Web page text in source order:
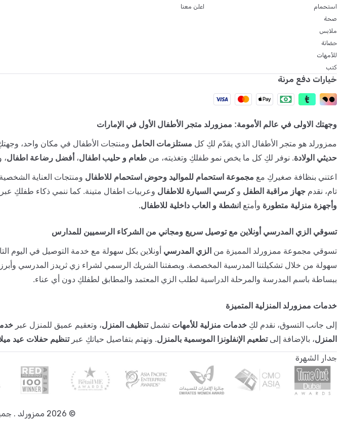
استحمام
صحة
ملابس
حضانة
للأمهات
كتب
اعلن معنا
خيارات دفع مرنة
وجهتك الاولى في عالم الأمومة: ممزورلد متجر الأطفال الأول في الإمارات
ممزورلد هو متجر الأطفال الذي يقدّم لكِ كل مستلزمات الحامل ومنتجات الأطفال في مكان واحد،
حديثي الولادة. نوفر لكِ كل ما يخص نمو طفلكِ وتغذيته، من طعام و حليب اطفال، أفضل رضاعة اطفال،
اعتني بنظافة صغيركِ مع مجموعة استحمام للمواليد وحوض استحمام للاطفال ومنتجات العناية
تام، نقدم جهاز مراقبة الطفل وكرسي السيارة للاطفال وعربيات اطفال متينة. كما ننمي ذكاء طفلكِ عبر
وأجهزة منزلية متطورة وأمتع انشطة و العاب داخلية للاطفال.
تسوقي الزي المدرسي أونلاين مع توصيل سريع ومجاني من الشركاء الرسميين للمدارس
تسوقي مجموعة ممزورلد المميزة من الزي المدرسي أونلاين بكل سهولة مع خدمة التوصيل في اليوم
سهولة من خلال تشكيلتنا المدرسية المخصصة. وبصفتنا الشريك الرسمي لشراء زي ثريدز المدرسي
ببساطة باسم المدرسة والمرحلة الدراسية لطلب الزي المعتمد والمطابق لطفلكِ دون أي عناء.
خدمات ممزورلد المنزلية المتميزة
إلى جانب التسوق، نقدم لكِ خدمات منزلية للأمهات تشملتنظيف المنزل، وتعقيم عميق للمنزل عبر
المنزل، بالإضافة إلىتطعيم الإنفلونزا الموسمية بالمنزل. ونهتم بتفاصيل حياتكِ عبرتنظيم حفلات عيد
جدار الشهرة
©
2026 ممزورلد .